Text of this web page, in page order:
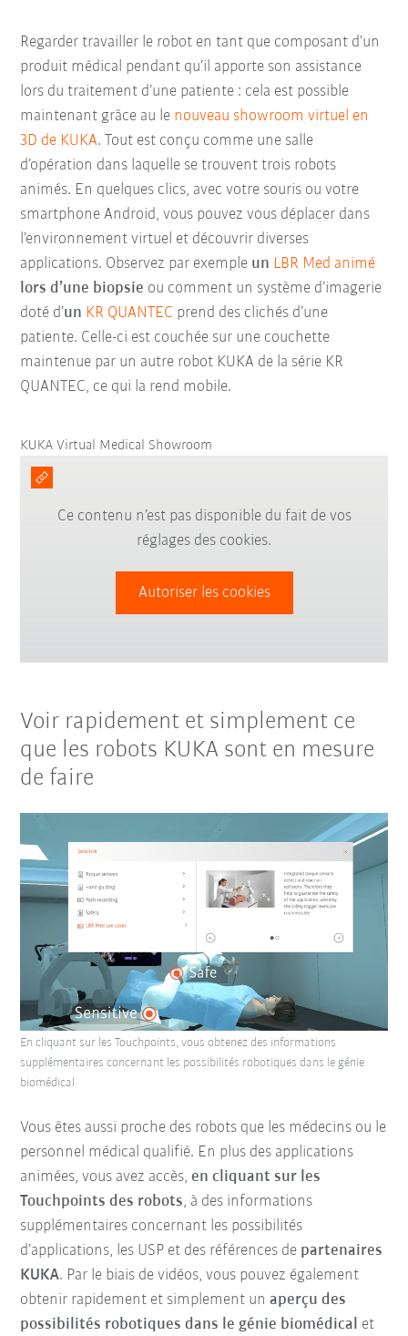
Regarder travailler le robot en tant que composant d’un
produit médical pendant qu’il apporte son assistance
lors du traitement d’une patiente : cela est possible
maintenant grâce au le nouveau showroom virtuel en
3D de KUKA. Tout est conçu comme une salle
d’opération dans laquelle se trouvent trois robots
animés. En quelques clics, avec votre souris ou votre
smartphone Android, vous pouvez vous déplacer dans
l’environnement virtuel et découvrir diverses
applications. Observez par exemple un LBR Med animé
lors d’une biopsie ou comment un système d’imagerie
doté d’un KR QUANTEC prend des clichés d’une
patiente. Celle-ci est couchée sur une couchette
maintenue par un autre robot KUKA de la série KR
QUANTEC, ce qui la rend mobile.
KUKA Virtual Medical Showroom
Ce contenu n’est pas disponible du fait de vos
réglages des cookies.
Autoriser les cookies
Voir rapidement et simplement ce
que les robots KUKA sont en mesure
de faire
Vous êtes aussi proche des robots que les médecins ou le
personnel médical qualifié. En plus des applications
animées, vous avez accès,en cliquant sur les
Touchpoints des robots, à des informations
supplémentaires concernant les possibilités
d’applications, les USP et des références de partenaires
KUKA. Par le biais de vidéos, vous pouvez également
obtenir rapidement et simplement unaperçu des
possibilités robotiques dans le génie biomédical et
En cliquant sur les Touchpoints, vous obtenez des informations
supplémentaires concernant les possibilités robotiques dans le génie
biomédical